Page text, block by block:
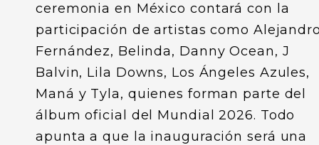
ceremonia en México contará con la
participación de artistas como
Fernández, Belinda, Danny Ocean, J
Balvin, Lila Downs, Los Ángeles Azules,
Maná y Tyla, quienes forman parte del
álbum oficial del Mundial 2026. Todo
apunta a que la inauguración será una